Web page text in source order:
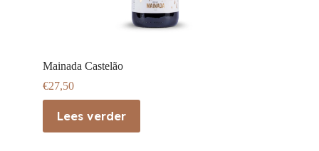
Mainada Castelão
€27,50
Lees verder